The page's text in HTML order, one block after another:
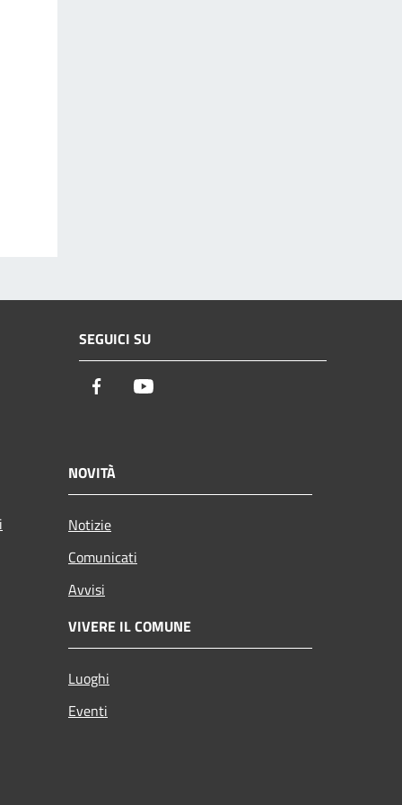
SEGUICI SU
Facebook
NOVITÀ
Notizie
Comunicati
Avvisi
VIVERE IL COMUNE
Luoghi
Eventi